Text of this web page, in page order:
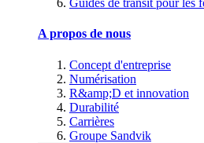
Guides de transit pour les
A propos de nous
Concept d'entreprise
Numérisation
R&amp;D et innovation
Durabilité
Carrières
Groupe Sandvik